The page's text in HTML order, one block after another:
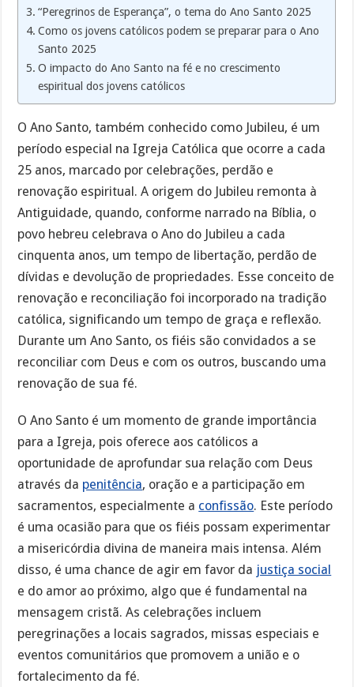
“Peregrinos de Esperança”, o tema do Ano Santo 2025
Como os jovens católicos podem se preparar para o Ano
Santo 2025
O impacto do Ano Santo na fé e no crescimento
espiritual dos jovens católicos
O Ano Santo, também conhecido como Jubileu, é um
período especial na Igreja Católica que ocorre a cada
25 anos, marcado por celebrações, perdão e
renovação espiritual. A origem do Jubileu remonta à
Antiguidade, quando, conforme narrado na Bíblia, o
povo hebreu celebrava o Ano do Jubileu a cada
cinquenta anos, um tempo de libertação, perdão de
dívidas e devolução de propriedades. Esse conceito de
renovação e reconciliação foi incorporado na tradição
católica, significando um tempo de graça e reflexão.
Durante um Ano Santo, os fiéis são convidados a se
reconciliar com Deus e com os outros, buscando uma
renovação de sua fé.
O Ano Santo é um momento de grande importância
para a Igreja, pois oferece aos católicos a
oportunidade de aprofundar sua relação com Deus
através da penitência, oração e a participação em
sacramentos, especialmente a confissão. Este período
é uma ocasião para que os fiéis possam experimentar
a misericórdia divina de maneira mais intensa. Além
disso, é uma chance de agir em favor da justiça social
e do amor ao próximo, algo que é fundamental na
mensagem cristã. As celebrações incluem
peregrinações a locais sagrados, missas especiais e
eventos comunitários que promovem a união e o
fortalecimento da fé.